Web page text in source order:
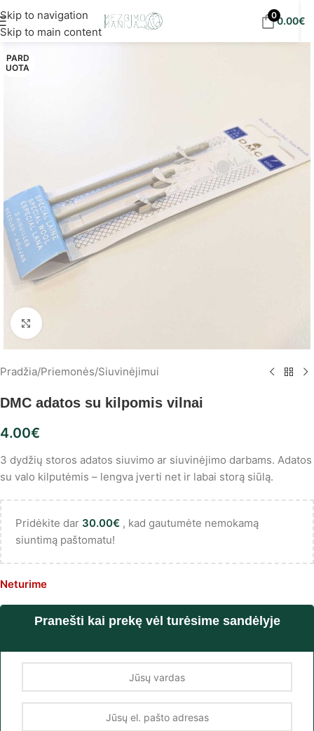
Skip to navigation
Skip to main content
eur!
00.00€
PARD
UOTA
Spustelėkite, norėdami padidinti
Pradžia/Priemonės/Siuvinėjimui
DMC adatos su kilpomis vilnai
4.00€
3 dydžių storos adatos siuvimo ar siuvinėjimo darbams. Adatos
su valo kilputėmis – lengva įverti net ir labai storą siūlą.
Pridėkite dar 30.00€ , kad gautumėte nemokamą
siuntimą paštomatu!
Neturime
Pranešti kai prekę vėl turėsime sandėlyje